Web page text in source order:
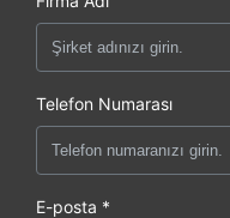
Telefon Numarası
E-posta *